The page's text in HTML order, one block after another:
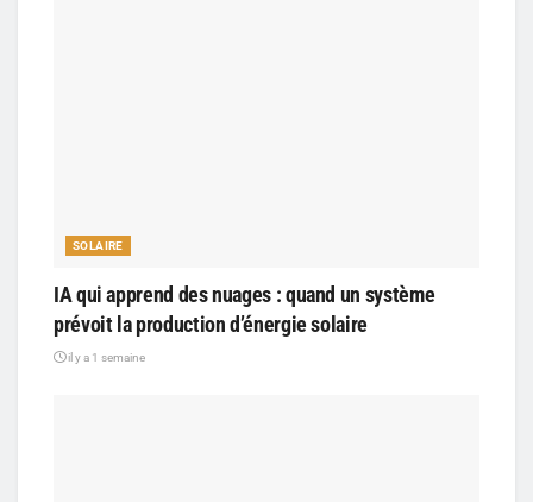
SOLAIRE
IA qui apprend des nuages : quand un système
prévoit la production d’énergie solaire
il y a 1 semaine